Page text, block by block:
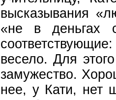
высказывания
«не в деньгах
весело. Для
замужество.
нее, у Кати, нет